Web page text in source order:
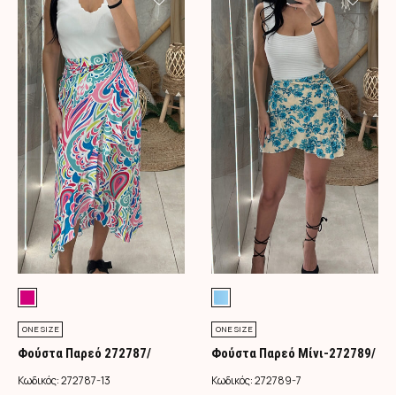
ONE SIZE
Φούστα Παρεό 272787/
Φούξια
Κωδικός:272787-13
ONE SIZE
Φούστα Παρεό Μίνι-272789/
Τιρκουάζ
Κωδικός:272789-7